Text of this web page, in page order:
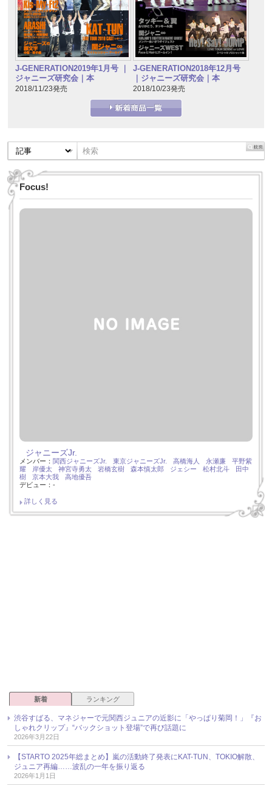
J-GENERATION2019年1月号 ｜
ジャニーズ研究会｜本
2018/11/23発売
J-GENERATION2018年12月号
｜ジャニーズ研究会｜本
2018/10/23発売
Focus!
ジャニーズJr.
メンバー： 関西ジャニーズJr. 東京ジャニーズJr. 高橋海人 永瀬廉
平野紫
耀
岸優太 神宮寺勇太 岩橋玄樹 森本慎太郎 ジェシー 松村北斗
田中
樹
京本大我
高地優吾
デビュー：-
詳しく見る
新着 ランキング
渋谷すばる、マネジャーで元関西ジュニアの近影に「やっぱり菊岡！」『お
しゃれクリップ』“バックショット登場”で再び話題に
2026年3月22日
【STARTO 2025年総まとめ】嵐の活動終了発表にKAT-TUN、TOKIO解散、
ジュニア再編……波乱の一年を振り返る
2026年1月1日